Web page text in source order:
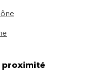
proximité